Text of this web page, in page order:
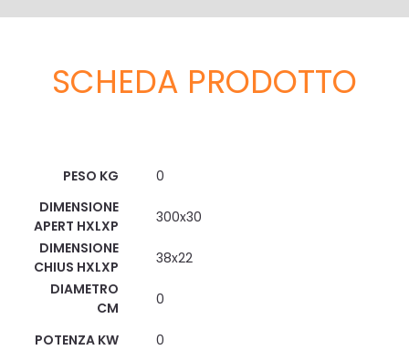
SCHEDA PRODOTTO
PESO KG
0
DIMENSIONE
APERT HXLXP
300x30
DIMENSIONE
CHIUS HXLXP
38x22
DIAMETRO
CM
0
POTENZA KW
0